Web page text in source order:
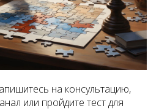
на консультацию,
или пройдите тест для